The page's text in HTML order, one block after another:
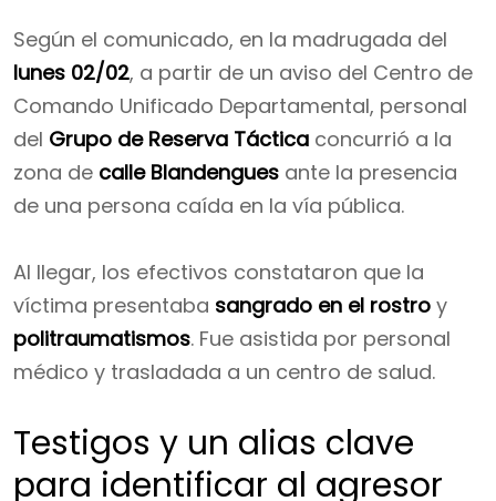
Según el comunicado, en la madrugada del
lunes 02/02, a partir de un aviso del Centro de
Comando Unificado Departamental, personal
del Grupo de Reserva Táctica concurrió a la
zona de calle Blandengues ante la presencia
de una persona caída en la vía pública.
Al llegar, los efectivos constataron que la
víctima presentaba sangrado en el rostro y
politraumatismos. Fue asistida por personal
médico y trasladada a un centro de salud.
Testigos y un alias clave
para identificar al agresor